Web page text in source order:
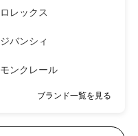
ロレックス
ジバンシィ
モンクレール
ブランド一覧を見る